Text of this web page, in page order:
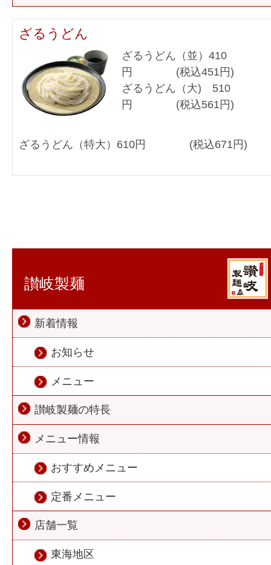
ざるうどん
ざるうどん（並）410
円 (税込451円)
ざるうどん（大) 510
円 (税込561円)
ざるうどん（特大）610円 (税込671円)
讃岐製麺
新着情報
お知らせ
メニュー
讃岐製麺の特長
メニュー情報
おすすめメニュー
定番メニュー
店舗一覧
東海地区